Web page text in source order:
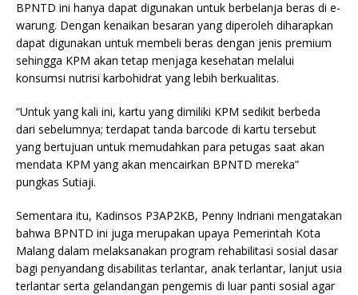
BPNTD ini hanya dapat digunakan untuk berbelanja beras di e-
warung. Dengan kenaikan besaran yang diperoleh diharapkan
dapat digunakan untuk membeli beras dengan jenis premium
sehingga KPM akan tetap menjaga kesehatan melalui
konsumsi nutrisi karbohidrat yang lebih berkualitas.
“Untuk yang kali ini, kartu yang dimiliki KPM sedikit berbeda
dari sebelumnya; terdapat tanda barcode di kartu tersebut
yang bertujuan untuk memudahkan para petugas saat akan
mendata KPM yang akan mencairkan BPNTD mereka”
pungkas Sutiaji.
Sementara itu, Kadinsos P3AP2KB, Penny Indriani mengatakan
bahwa BPNTD ini juga merupakan upaya Pemerintah Kota
Malang dalam melaksanakan program rehabilitasi sosial dasar
bagi penyandang disabilitas terlantar, anak terlantar, lanjut usia
terlantar serta gelandangan pengemis di luar panti sosial agar